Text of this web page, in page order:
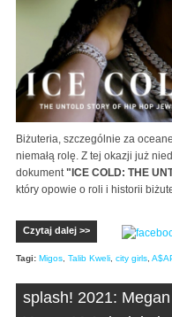
Biżuteria, szczególnie za
niemałą rolę. Z tej okazji już
dokument "ICE COLD: THE
który opowie o roli i historii
Czytaj dalej >>
Tagi: Migos Talib Kweli city girls
splash! 2021: